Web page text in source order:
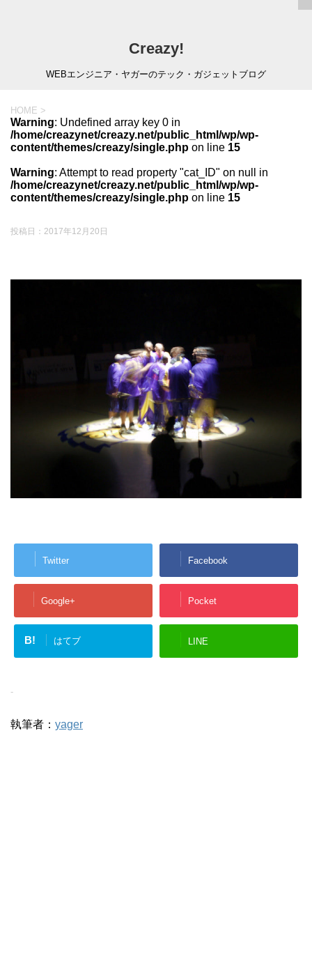
Creazy!
WEBエンジニア・ヤガーのテック・ガジェットブログ
HOME >
Warning: Undefined array key 0 in
/home/creazynet/creazy.net/public_html/wp/wp-
content/themes/creazy/single.php on line 15
Warning: Attempt to read property "cat_ID" on null in
/home/creazynet/creazy.net/public_html/wp/wp-
content/themes/creazy/single.php on line 15
投稿日： 2017年12月20日
Twitter Facebook
Google+ Pocket
B! はてブ LINE
-
執筆者： yager